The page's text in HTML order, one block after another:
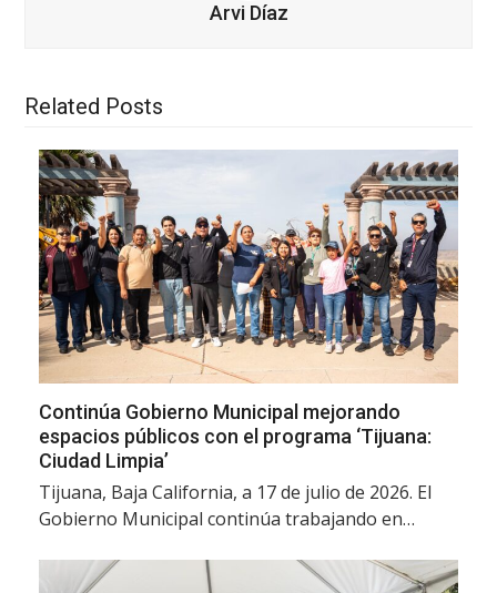
Arvi Díaz
Related Posts
Continúa Gobierno Municipal mejorando
espacios públicos con el programa ‘Tijuana:
Ciudad Limpia’
Tijuana, Baja California, a 17 de julio de 2026. El
Gobierno Municipal continúa trabajando en…